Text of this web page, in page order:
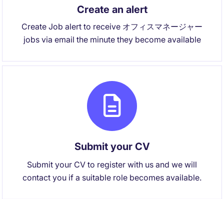
Create an alert
Create Job alert to receive オフィスマネージャー
jobs via email the minute they become available
Submit your CV
Submit your CV to register with us and we will
contact you if a suitable role becomes available.